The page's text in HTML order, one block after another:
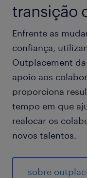
transição
Enfrente as
confiança,
Outplacement
apoio aos
proporciona
tempo em que
realocar os
novos talentos.
sobre